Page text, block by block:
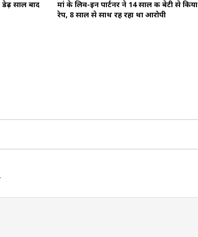
साल बाद
मां के लिव-इन पार्टनर ने 14 साल की बेटी से किया
रेप, 8 साल से साथ रह रहा था आरोपी